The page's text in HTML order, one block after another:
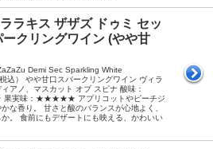
ラキス ザザズ ドゥミ セッ
ークリングワイン (やや甘
Demi Sec Sparkling White
込） やや甘口スパークリングワイン ヴィラ
アノ、マスカット オブ スピナ 酸味：
味：★★★★★ アプリコットやピーチジ
な香り。 甘さと酸のバランスが心地よく、
。 食前にもデザートにも映える、かわいい